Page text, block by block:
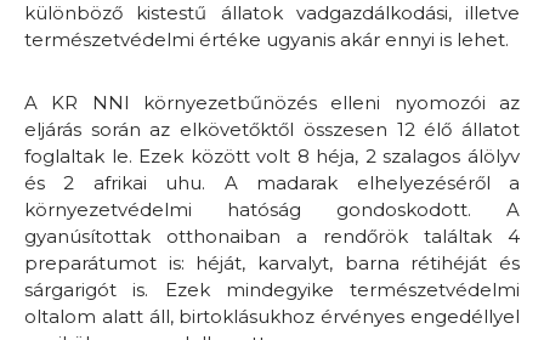
különböző kistestű állatok vadgazdálkodási, illetve
természetvédelmi értéke ugyanis akár ennyi is lehet.
A KR NNI környezetbűnözés elleni nyomozói az
eljárás során az elkövetőktől összesen 12 élő állatot
foglaltak le. Ezek között volt 8 héja, 2 szalagos álölyv
és 2 afrikai uhu. A madarak elhelyezéséről a
környezetvédelmi hatóság gondoskodott. A
gyanúsítottak otthonaiban a rendőrök találtak 4
preparátumot is: héját, karvalyt, barna rétihéját és
sárgarigót is. Ezek mindegyike természetvédelmi
oltalom alatt áll, birtoklásukhoz érvényes engedéllyel